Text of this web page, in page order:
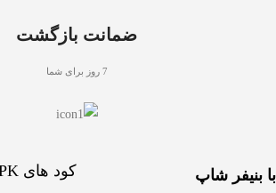
ضمانت بازگشت
7 روز برای شما
با بنیفر شاپ کود های NPK